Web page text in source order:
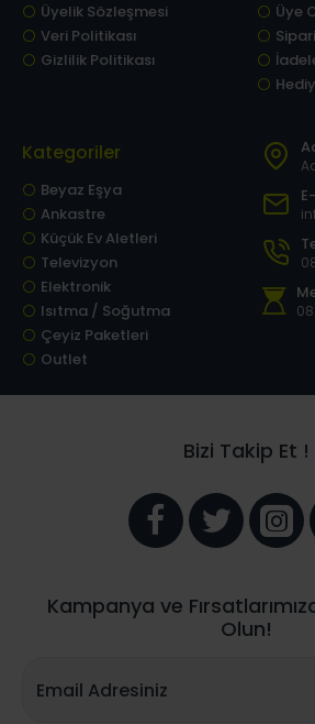
Üyelik Sözleşmesi
Veri Politikası
Gizlilik Politikası
Üye
Kategoriler
Beyaz Eşya
Ankastre
Küçük Ev Aletleri
Televizyon
Elektronik
Isıtma / Soğutma
Çeyiz Paketleri
Outlet
Bizi Takip Et !
Kampanya ve
Olun!